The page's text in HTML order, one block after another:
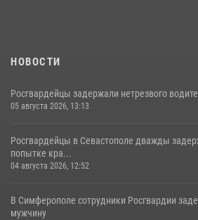
НОВОСТИ
Росгвардейцы задержали нетрезвого
05 августа 2026, 13:13
Росгвардейцы в Севастополе дважды
попытке кра...
04 августа 2026, 12:52
В Симферополе сотрудники Росгвардии
мужчину